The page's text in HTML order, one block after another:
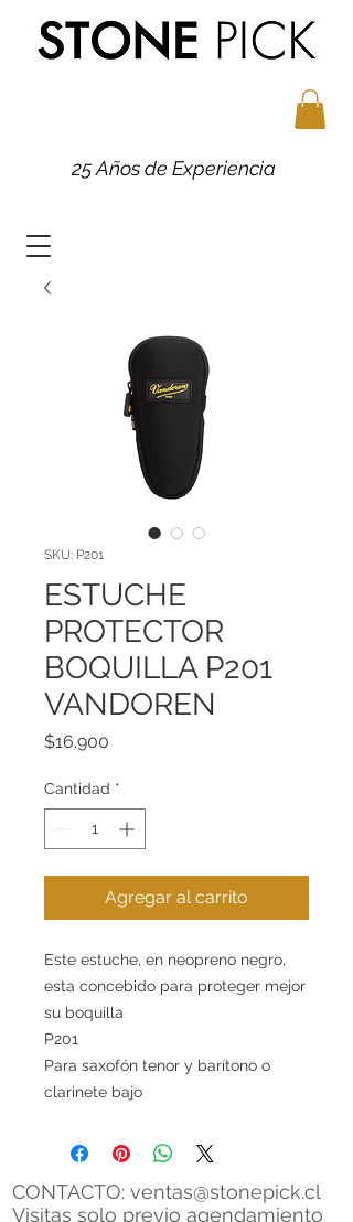
25 Años de Experiencia
SKU: P201
ESTUCHE
PROTECTOR
BOQUILLA P201
VANDOREN
$16.900
Cantidad *
Agregar al carrito
Este estuche, en neopreno negro,
esta concebido para proteger mejor
su boquilla
P201
Para saxofón tenor y barítono o
clarinete bajo
CONTACTO: ventas@stonepick.cl
Visitas solo previo agendamiento